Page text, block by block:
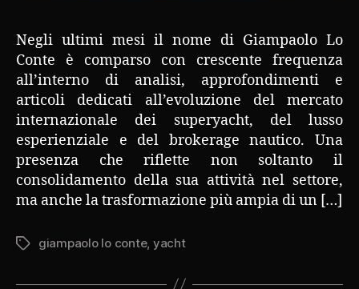
Negli ultimi mesi il nome di Giampaolo Lo
Conte è comparso con crescente frequenza
all’interno di analisi, approfondimenti e
articoli dedicati all’evoluzione del mercato
internazionale dei superyacht, del lusso
esperienziale e del brokerage nautico. Una
presenza che riflette non soltanto il
consolidamento della sua attività nel settore,
ma anche la trasformazione più ampia di un […]
Tag giampaolo lo conte, yacht